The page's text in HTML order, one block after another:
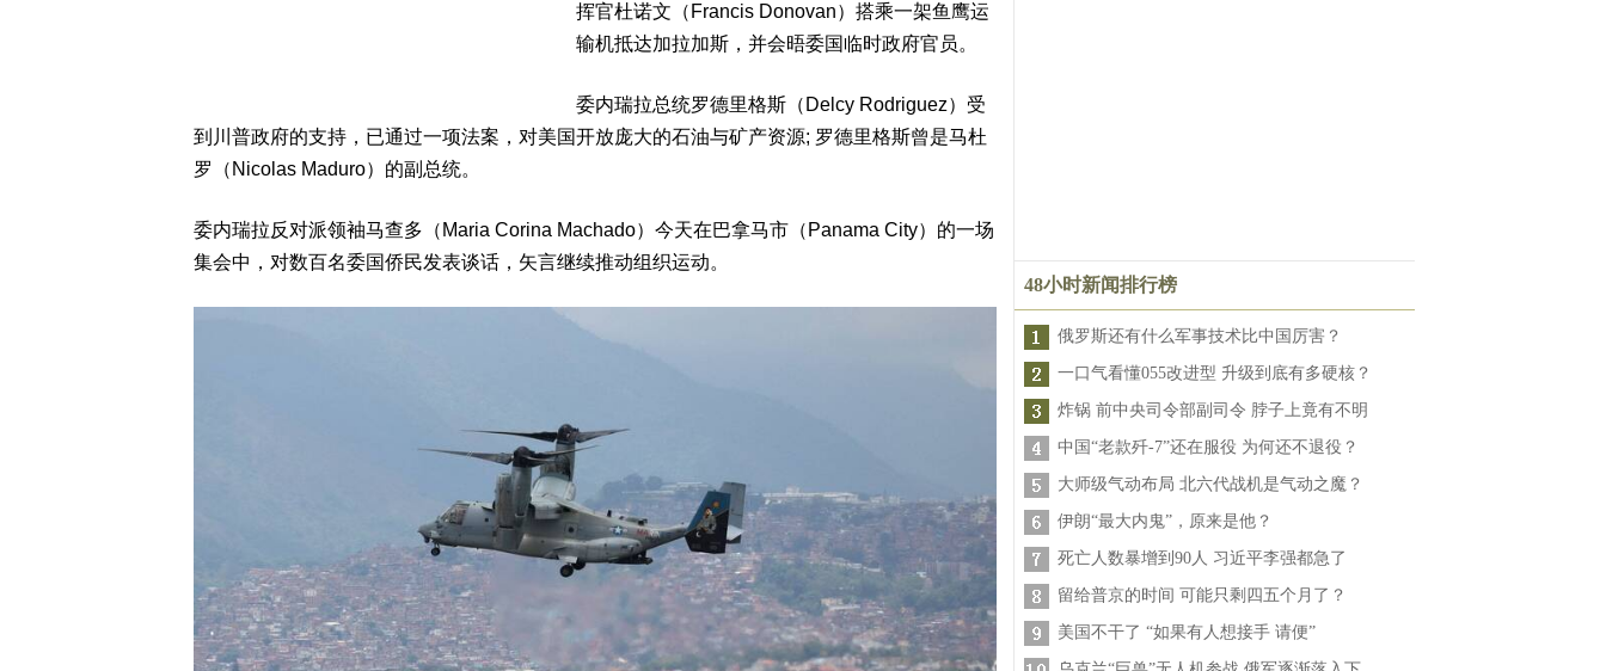
挥官杜诺文（Francis Donovan）搭乘一架鱼鹰运
输机抵达加拉加斯，并会晤委国临时政府官员。
委内瑞拉总统罗德里格斯（Delcy Rodriguez）受
到川普政府的支持，已通过一项法案，对美国开放庞大的石油与矿产资源; 罗德里格斯曾是马杜
罗（Nicolas Maduro）的副总统。
委内瑞拉反对派领袖马查多（Maria Corina Machado）今天在巴拿马市（Panama City）的一场
集会中，对数百名委国侨民发表谈话，矢言继续推动组织运动。
48小时新闻排行榜
俄罗斯还有什么军事技术比中国厉害？
一口气看懂055改进型 升级到底有多硬核？
炸锅 前中央司令部副司令 脖子上竟有不明
中国“老款歼-7”还在服役 为何还不退役？
大师级气动布局 北六代战机是气动之魔？
伊朗“最大内鬼”，原来是他？
死亡人数暴增到90人 习近平李强都急了
留给普京的时间 可能只剩四五个月了？
美国不干了 “如果有人想接手 请便”